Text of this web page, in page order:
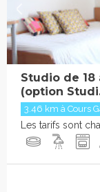
Studio de 18
(option
3.46 km à Cours
Les tarifs sont